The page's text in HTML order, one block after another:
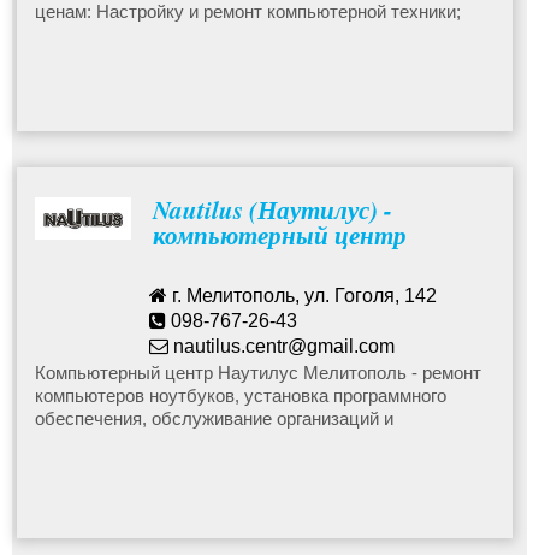
ценам: Настройку и ремонт компьютерной техники;
Nautilus (Наутилус) -
компьютерный центр
г. Мелитополь, ул. Гоголя, 142
098-767-26-43
nautilus.centr@gmail.com
Компьютерный центр Наутилус Мелитополь - ремонт
компьютеров ноутбуков, установка программного
обеспечения, обслуживание организаций и